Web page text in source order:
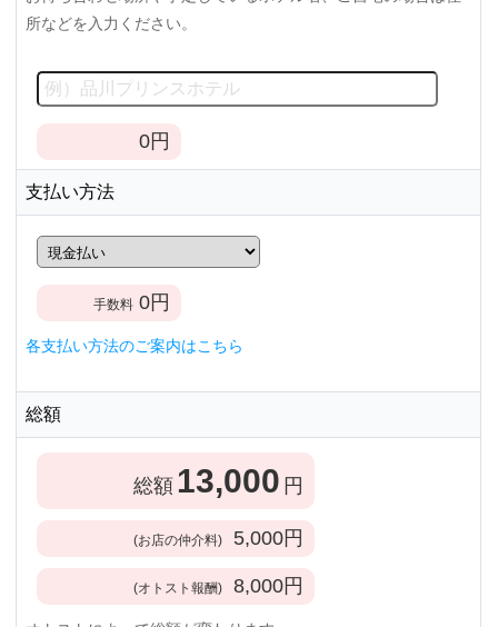
所などを入力ください。
0円
支払い方法
手数料 0円
各支払い方法のご案内はこちら
総額
総額 13,000 円
(お店の仲介料) 5,000円
(オトスト報酬) 8,000円